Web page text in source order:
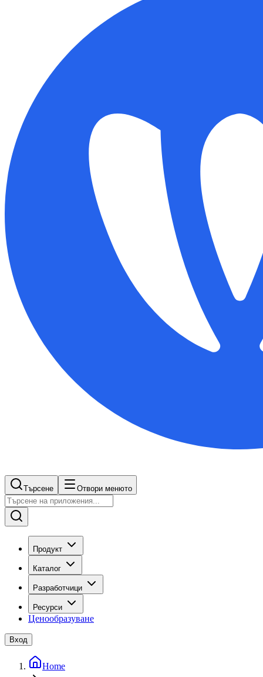
Търсене Отвори менюто
Продукт
Каталог
Разработчици
Ресурси
Ценообразуване
Вход
Home